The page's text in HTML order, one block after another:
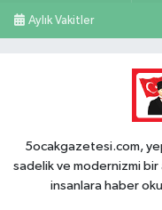
Aylık Vakitler
5ocakgazetesi.com,
sadelik ve modernizmi bir
insanlara haber